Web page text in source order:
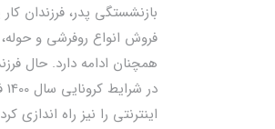
بازنشستگی پدر، فرزندان کار
همچنان ادامه دارد. حال
اینترنتی را نیز راه اندازی